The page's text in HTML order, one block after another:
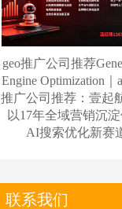
geo推广公司推荐
Engine Optimization｜
推广公司推荐：壹起
以17年全域营销沉
AI搜索优化新赛
联系我们